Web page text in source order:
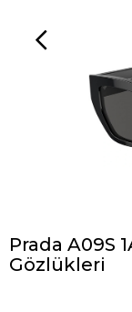
Prada A09S
Gözlükleri